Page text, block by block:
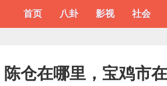
首页 八卦 影视 社会
陈仓在哪里，宝鸡市